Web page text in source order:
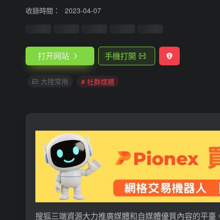
收錄時間： 2023-04-07
打开网站 手機打開
大陸常用 # 社群媒體
搜狐三端資源大力推廣媒體和自媒體優質內容的平臺